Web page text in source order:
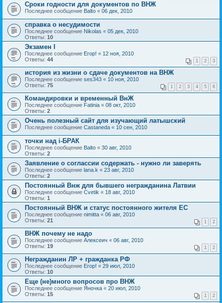
Сроки годности для документов по ВНЖ
Последнее сообщение Balto « 06 дек, 2010
справка о несудимости
Последнее сообщение Nikolas « 05 дек, 2010
Ответы: 10
Экзамен I
Последнее сообщение Егор! « 12 ноя, 2010
Ответы: 44 1 2 3
история из жизни о сдаче документов на ВНЖ
Последнее сообщение ses343 « 10 ноя, 2010
Ответы: 75 1 2 3 4 5 6
Командировки и временный ВнЖ
Последнее сообщение Fatinia « 08 окт, 2010
Ответы: 2
Очень полезный сайт для изучающий латышский
Последнее сообщение Castaneda « 10 сен, 2010
точки над i-БРАК
Последнее сообщение Balto « 30 авг, 2010
Ответы: 2
Заявление о соглассии содержать - нужно ли заверять
Последнее сообщение lana.k « 23 авг, 2010
Ответы: 2
Постоянный Внж для бывшего негражданина Латвии
Последнее сообщение Cvetik « 18 авг, 2010
Ответы: 1
Постоянный ВНЖ и статус постоянного жителя ЕС
Последнее сообщение nimitta « 06 авг, 2010
Ответы: 21 1 2
ВНЖ почему не надо
Последнее сообщение Алексеич « 06 авг, 2010
Ответы: 19 1 2
Негражданин ЛР + гражданка РФ
Последнее сообщение Егор! « 29 июл, 2010
Ответы: 10
Еще (не)много вопросов про ВНЖ
Последнее сообщение Яночка « 20 июл, 2010
Ответы: 15 1 2